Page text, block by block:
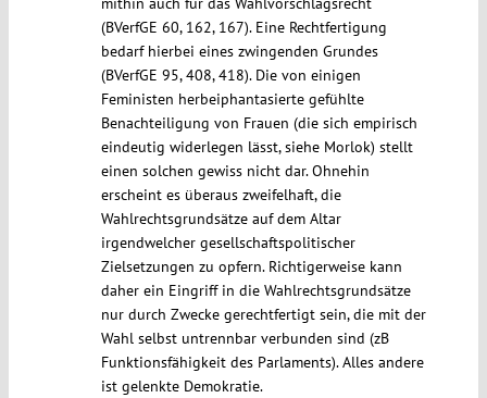
(BVerfGE 60, 162, 167). Eine Rechtfertigung
bedarf hierbei eines zwingenden Grundes
(BVerfGE 95, 408, 418). Die von einigen
Feministen herbeiphantasierte gefühlte
Benachteiligung von Frauen (die sich empirisch
eindeutig widerlegen lässt, siehe Morlok) stellt
einen solchen gewiss nicht dar. Ohnehin
erscheint es überaus zweifelhaft, die
Wahlrechtsgrundsätze auf dem Altar
irgendwelcher gesellschaftspolitischer
Zielsetzungen zu opfern. Richtigerweise kann
daher ein Eingriff in die Wahlrechtsgrundsätze
nur durch Zwecke gerechtfertigt sein, die mit der
Wahl selbst untrennbar verbunden sind (zB
Funktionsfähigkeit des Parlaments). Alles andere
ist gelenkte Demokratie.